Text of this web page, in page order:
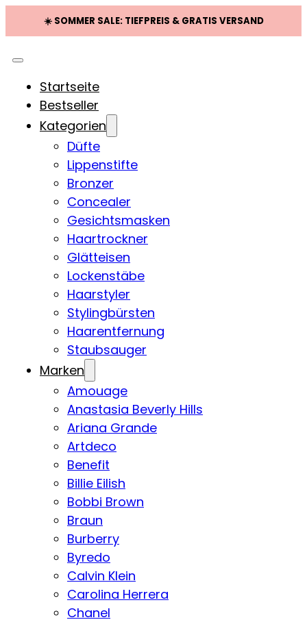
☀️ SOMMER SALE: TIEFPREIS & GRATIS VERSAND
Startseite
Bestseller
Kategorien
Düfte
Lippenstifte
Bronzer
Concealer
Gesichtsmasken
Haartrockner
Glätteisen
Lockenstäbe
Haarstyler
Stylingbürsten
Haarentfernung
Staubsauger
Marken
Amouage
Anastasia Beverly Hills
Ariana Grande
Artdeco
Benefit
Billie Eilish
Bobbi Brown
Braun
Burberry
Byredo
Calvin Klein
Carolina Herrera
Chanel